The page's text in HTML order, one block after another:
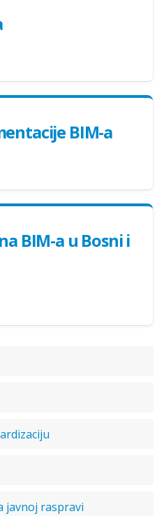
BIM-a
BIM-a u Bosni i
javnoj raspravi